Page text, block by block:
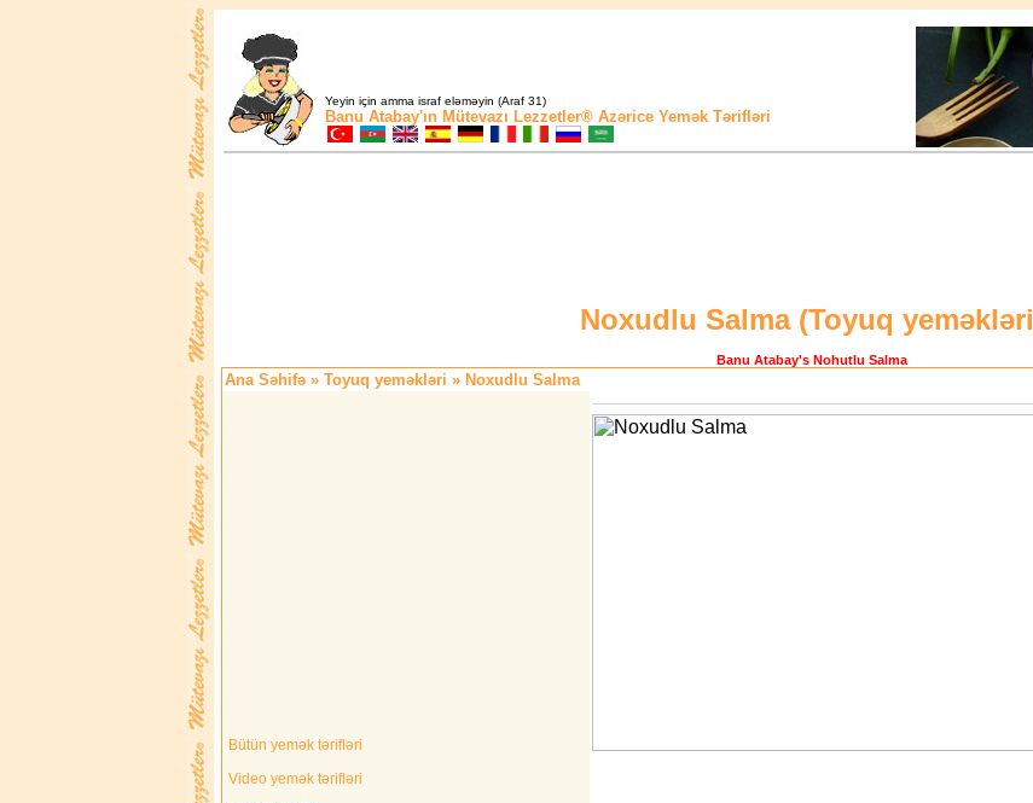
Yeyin için amma israf eləməyin (Araf 31)
Banu Atabay'ın Mütevazı Lezzetler® Azərice Yemək Tərifləri
Noxudlu Salma (Toyuq yeməkləri
Banu Atabay's Nohutlu Salma
Ana Səhifə » Toyuq yeməkləri » Noxudlu Salma
Bütün yemək tərifləri
Video yemək tərifləri